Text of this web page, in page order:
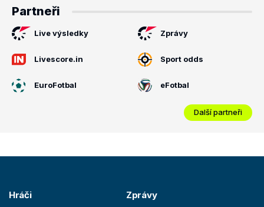
Partneři
Live výsledky Zprávy
Livescore.in Sport odds
EuroFotbal eFotbal
Další partneři
Hráči Zprávy